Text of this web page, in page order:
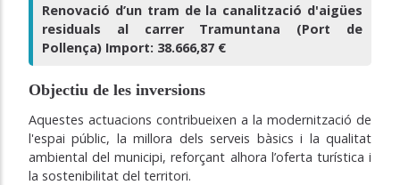
Renovació d’un tram de la canalització d'aigües
residuals al carrer Tramuntana (Port de
Pollença) Import: 38.666,87 €
Objectiu de les inversions
Aquestes actuacions contribueixen a la modernització de
l'espai públic, la millora dels serveis bàsics i la qualitat
ambiental del municipi, reforçant alhora l’oferta turística i
la sostenibilitat del territori.